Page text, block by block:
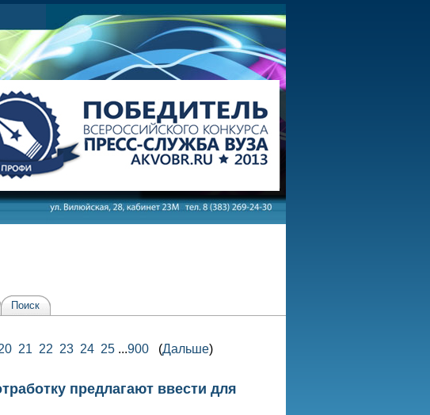
Поиск
21 22 23 24 25 ...900 (Дальше)
предлагают ввести для